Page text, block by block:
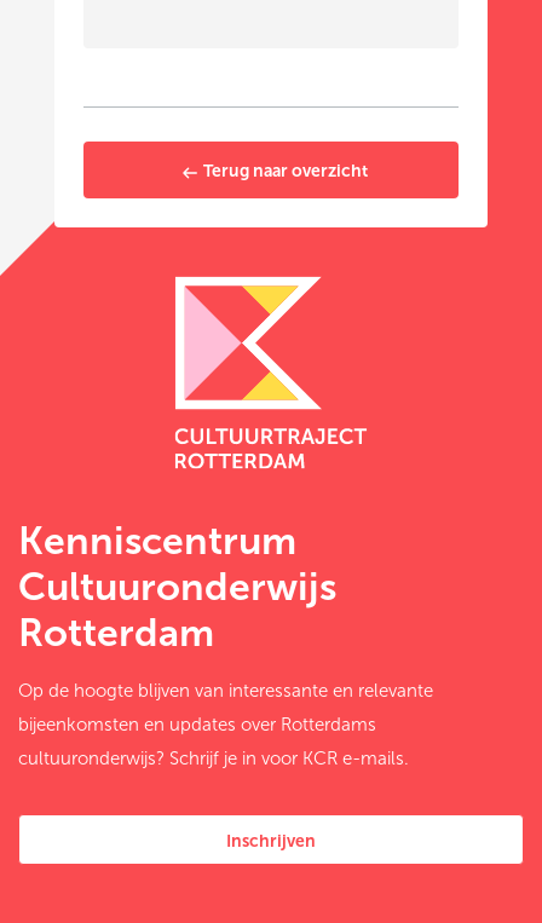
Terug naar overzicht
Kenniscentrum
Cultuuronderwijs
Rotterdam
Op de hoogte blijven van interessante en relevante
bijeenkomsten en updates over Rotterdams
cultuuronderwijs? Schrijf je in voor KCR e-mails.
Inschrijven